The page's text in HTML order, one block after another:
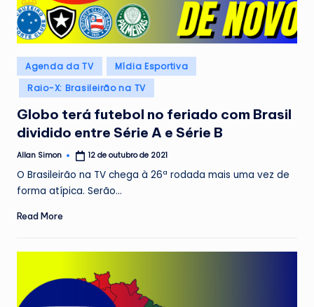
Posted
in
Agenda da TV
Mídia Esportiva
Raio-X: Brasileirão na TV
Globo terá futebol no feriado com Brasil
dividido entre Série A e Série B
Posted
Allan Simon 12 de outubro de 2021
O Brasileirão na TV chega à 26ª rodada mais uma vez de
forma atípica. Serão…
Read More